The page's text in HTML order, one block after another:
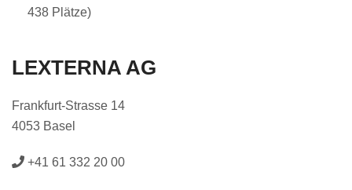
438 Plätze)
LEXTERNA AG
Frankfurt-Strasse 14
4053 Basel
+41 61 332 20 00